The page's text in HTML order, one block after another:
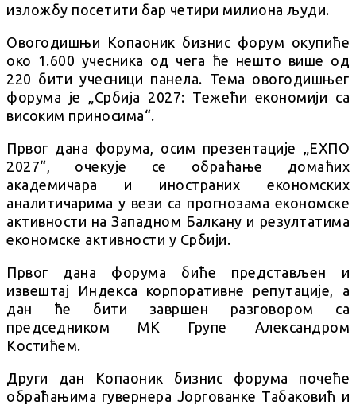
изложбу посетити бар четири милиона људи.
Овогодишњи Копаоник бизнис форум окупиће
око 1.600 учесника од чега ће нешто више од
220 бити учесници панела. Тема овогодишњег
форума је „Србија 2027: Тежећи економији са
високим приносима“.
Првог дана форума, осим презентације „ЕXПО
2027“, очекује се обраћање домаћих
академичара и иностраних економских
аналитичарима у вези са прогнозама економске
активности на Западном Балкану и резултатима
економске активности у Србији.
Првог дана форума биће представљен и
извештај Индекса корпоративне репутације, а
дан ће бити завршен разговором са
председником МК Групе Александром
Костићем.
Други дан Копаоник бизнис форума почеће
обраћањима гувернера Јоргованке Табаковић и